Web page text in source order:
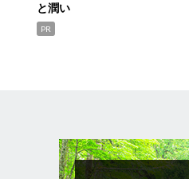
と潤い
PR